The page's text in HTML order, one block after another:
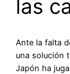
las
Ante la falta
una solución
Japón ha